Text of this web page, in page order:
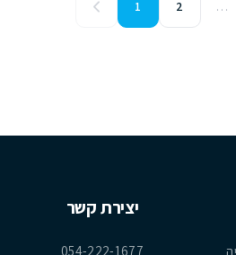
1 2 …
יצירת קשר
054-222-1677